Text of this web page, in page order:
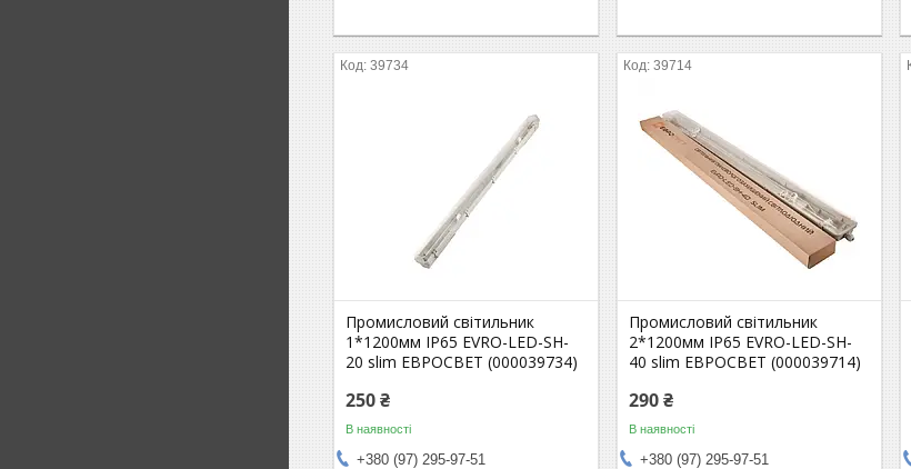
39734
Промисловий світильник
1*1200мм IP65 EVRO-LED-SH-
20 slim ЕВРОСВЕТ (000039734)
250 ₴
В наявності
+380 (97) 295-97-51
39714
Промисловий світильник
2*1200мм IP65 EVRO-LED-SH-
40 slim ЕВРОСВЕТ (000039714)
290 ₴
В наявності
+380 (97) 295-97-51